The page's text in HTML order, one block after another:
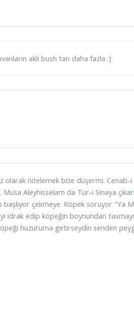
akli bush tan daha fazla :)
olarak nitelemek bize düşermi. Cenab-
Aleyhisselam da Tur-i Sinaya
çekmeye. Köpek soruyor "Ya
idrak edip köpeğin boynundan tasmayı
huzuruma getirseydin senden